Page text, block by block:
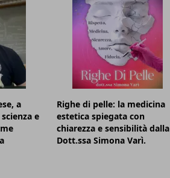
a
e
Righe di pelle: la medicina
estetica spiegata con
chiarezza e sensibilità dalla
Dott.ssa Simona Varì.